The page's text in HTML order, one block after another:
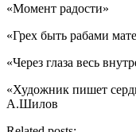
«Момент радости»
«Грех быть рабами
«Через глаза весь
«Художник пишет
А.Шилов